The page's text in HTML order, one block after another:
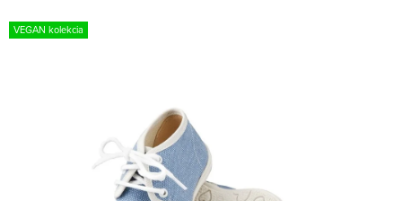
VEGAN kolekcia